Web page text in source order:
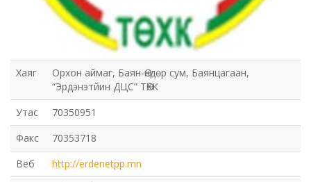
Хаяг
Орхон аймаг, Баян-Өндөр сум, Баянцагаан,
“Эрдэнэтйин ДЦС” ТӨХК
Утас
70350951
Факс
70353718
Веб
http://erdenetpp.mn